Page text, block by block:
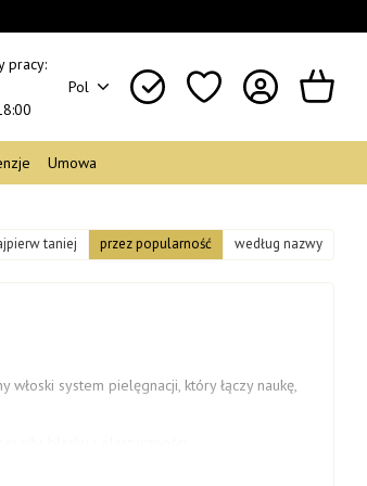
pracy:
Pol
Umowa
taniej przez popularność według nazwy
system pielęgnacji, który łączy naukę,